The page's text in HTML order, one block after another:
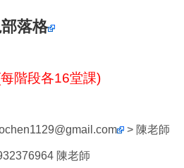
落格
階段各16堂課)
> 陳老師
陳老師